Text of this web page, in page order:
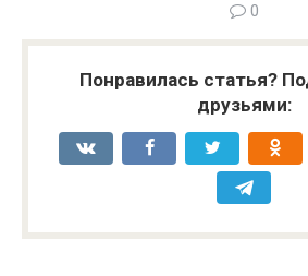
0
Понравилась статья?
друзьями: